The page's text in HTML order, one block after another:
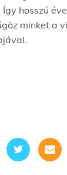
Így hosszú
minket a